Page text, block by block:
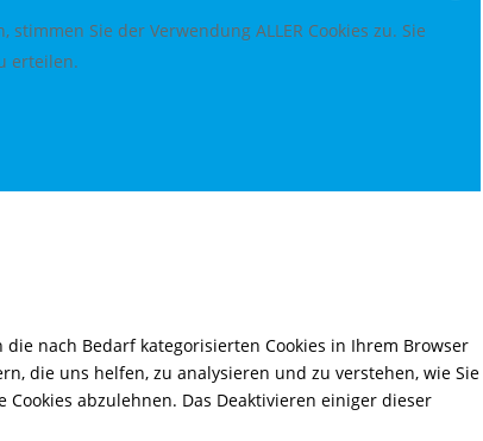
Sie der Verwendung ALLER Cookies zu. Sie
erteilen.
nach Bedarf kategorisierten Cookies in Ihrem Browser
die uns helfen, zu analysieren und zu verstehen, wie Sie
abzulehnen. Das Deaktivieren einiger dieser